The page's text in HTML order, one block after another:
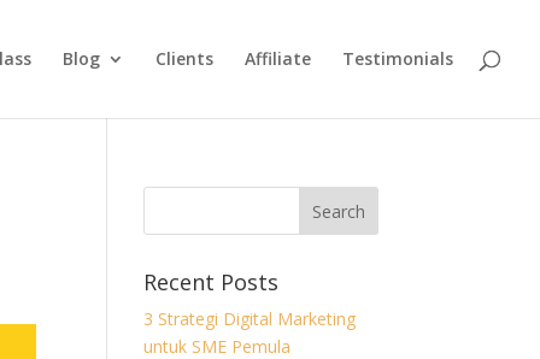
Blog Clients Affiliate Testimonials
Recent Posts
3 Strategi Digital Marketing
untuk SME Pemula